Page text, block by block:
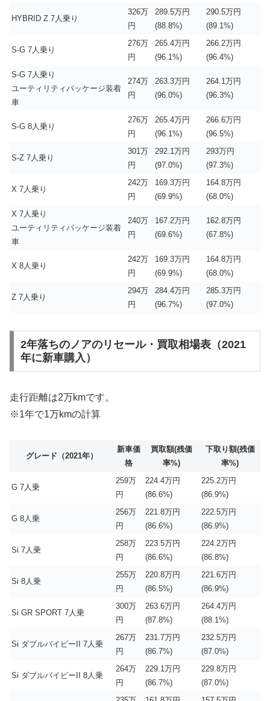
HYBRID Z 7人乗り
326万
円
289.5万円
(88.8%)
290.5万円
(89.1%)
S-G 7人乗り
276万
円
265.4万円
(96.1%)
266.2万円
(96.4%)
S-G 7人乗り
ユーティリティパッケージ装着
車
274万
円
263.3万円
(96.0%)
264.1万円
(96.3%)
S-G 8人乗り
276万
円
265.4万円
(96.1%)
266.6万円
(96.5%)
S-Z 7人乗り
301万
円
292.1万円
(97.0%)
293万円
(97.3%)
X 7人乗り
242万
円
169.3万円
(69.9%)
164.8万円
(68.0%)
X 7人乗り
ユーティリティパッケージ装着
車
240万
円
167.2万円
(69.6%)
162.8万円
(67.8%)
X 8人乗り
242万
円
169.3万円
(69.9%)
164.8万円
(68.0%)
Z 7人乗り
294万
円
284.4万円
(96.7%)
285.3万円
(97.0%)
2年落ちのノアのリセール・買取相場表（2021
年に新車購入）
走行距離は2万kmです。
※1年で1万kmの計算
グレード（2021年）
新車価
格
買取額(残価
率%)
下取り額(残価
率%)
G 7人乗
259万
円
224.4万円
(86.6%)
225.2万円
(86.9%)
G 8人乗
256万
円
221.8万円
(86.6%)
222.5万円
(86.9%)
Si 7人乗
258万
円
223.5万円
(86.6%)
224.2万円
(86.8%)
Si 8人乗
255万
円
220.8万円
(86.5%)
221.6万円
(86.9%)
Si GR SPORT 7人乗
300万
円
263.6万円
(87.8%)
264.4万円
(88.1%)
Si ダブルバイビーII 7人乗
267万
円
231.7万円
(86.7%)
232.5万円
(87.0%)
Si ダブルバイビーII 8人乗
264万
円
229.1万円
(86.7%)
229.8万円
(87.0%)